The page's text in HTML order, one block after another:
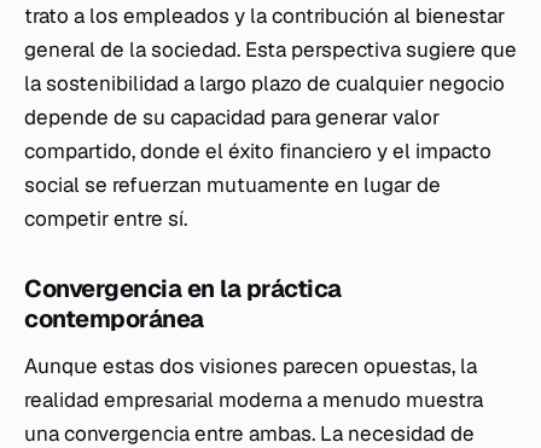
trato a los empleados y la contribución al bienestar
general de la sociedad. Esta perspectiva sugiere que
la sostenibilidad a largo plazo de cualquier negocio
depende de su capacidad para generar valor
compartido, donde el éxito financiero y el impacto
social se refuerzan mutuamente en lugar de
competir entre sí.
Convergencia en la práctica
contemporánea
Aunque estas dos visiones parecen opuestas, la
realidad empresarial moderna a menudo muestra
una convergencia entre ambas. La necesidad de